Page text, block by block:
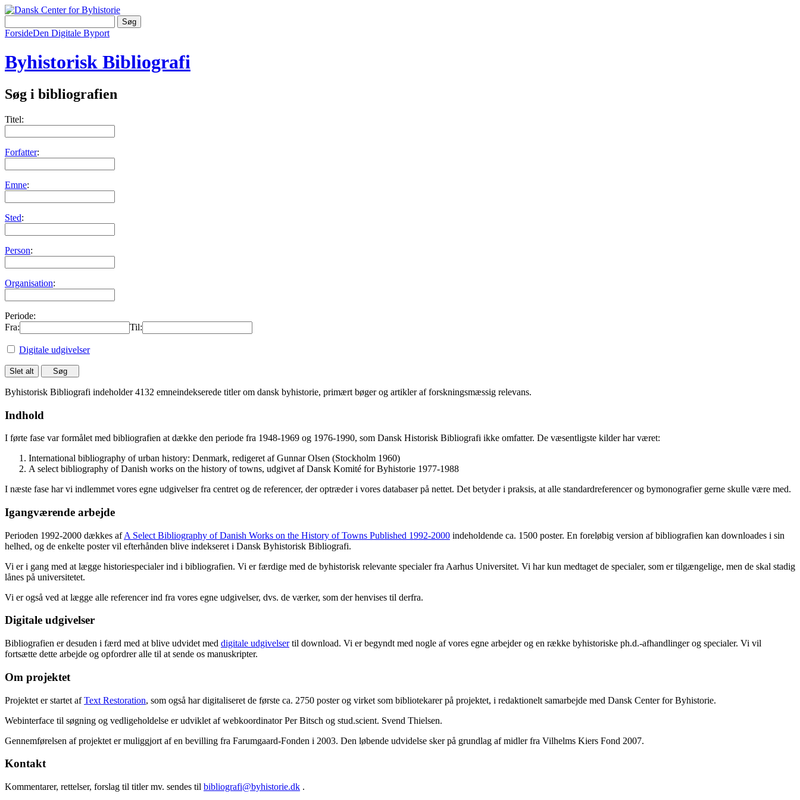
ForsideDen Digitale Byport
Byhistorisk Bibliografi
Søg i bibliografien
Titel:
Forfatter:
Emne:
Sted:
Person:
Organisation:
Periode:
Fra:
Til:
Digitale udgivelser
Byhistorisk Bibliografi indeholder 4132 emneindekserede titler om dansk byhistorie, primært bøger og artikler af forskningsmæssig relevans.
Indhold
I førte fase var formålet med bibliografien at dække den periode fra 1948-1969 og 1976-1990, som Dansk Historisk Bibliografi ikke omfatter. De væsentligste kilder har været:
International bibliography of urban history: Denmark, redigeret af Gunnar Olsen (Stockholm 1960)
A select bibliography of Danish works on the history of towns, udgivet af Dansk Komité for Byhistorie 1977-1988
I næste fase har vi indlemmet vores egne udgivelser fra centret og de referencer, der optræder i vores databaser på nettet. Det betyder i praksis, at alle standardreferencer og bymonografier gerne skulle være med.
Igangværende arbejde
Perioden 1992-2000 dækkes afA Select Bibliography of Danish Works on the History of Towns Published 1992-2000 indeholdende ca. 1500 poster. En foreløbig version af bibliografien kan downloades i sin
helhed, og de enkelte poster vil efterhånden blive indekseret i Dansk Byhistorisk Bibliografi.
Vi er i gang med at lægge historiespecialer ind i bibliografien. Vi er færdige med de byhistorisk relevante specialer fra Aarhus Universitet. Vi har kun medtaget de specialer, som er tilgængelige, men de skal stadig
lånes på universitetet.
Vi er også ved at lægge alle referencer ind fra vores egne udgivelser, dvs. de værker, som der henvises til derfra.
Digitale udgivelser
Bibliografien er desuden i færd med at blive udvidet med digitale udgivelsertil download. Vi er begyndt med nogle af vores egne arbejder og en række byhistoriske ph.d.-afhandlinger og specialer. Vi vil
fortsætte dette arbejde og opfordrer alle til at sende os manuskripter.
Om projektet
Projektet er startet afText Restoration, som også har digitaliseret de første ca. 2750 poster og virket som bibliotekarer på projektet, i redaktionelt samarbejde med Dansk Center for Byhistorie.
Webinterface til søgning og vedligeholdelse er udviklet af webkoordinator Per Bitsch og stud.scient. Svend Thielsen.
Gennemførelsen af projektet er muliggjort af en bevilling fra Farumgaard-Fonden i 2003. Den løbende udvidelse sker på grundlag af midler fra Vilhelms Kiers Fond 2007.
Kontakt
Kommentarer, rettelser, forslag til titler mv. sendes til bibliografi@byhistorie.dk .